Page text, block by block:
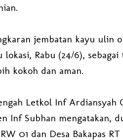
jembatan kayu ulin
Rabu (24/6), sebagai
kokoh dan aman.
Letkol Inf Ardiansyah
Inf Subhan mengatakan,
01 dan Desa Bakapas